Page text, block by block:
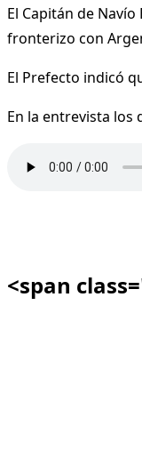
El Capitán de
fronterizo con
El Prefecto indicó
En la entrevista los
<span